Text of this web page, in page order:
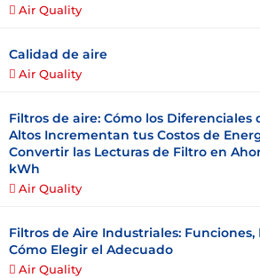
Air Quality
Calidad de aire
Air Quality
Filtros de aire: Cómo los Diferenciales
Altos Incrementan tus Costos de
Convertir las Lecturas de Filtro en
kWh
Air Quality
Filtros de Aire Industriales: Funciones,
Cómo Elegir el Adecuado
Air Quality